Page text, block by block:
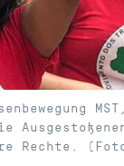
Rechte.